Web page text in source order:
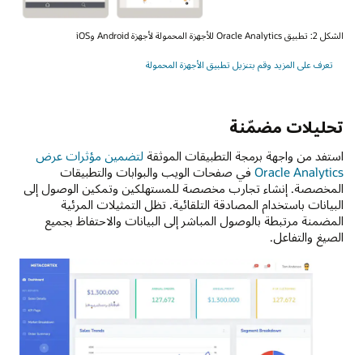
الشكل 2: تطبيق Oracle Analytics للأجهزة المحمولة لأجهزة Android وiOS
تعرف على المزيد وقم بتنزيل تطبيق الأجهزة المحمولة
تحليلات مضمّنة
استفد من واجهة برمجة التطبيقات الموثقة لتضمين مؤثرات عرض
Oracle Analytics في صفحات الويب والبوابات والتطبيقات
المخصصة. إنشاء تجارب مخصصة للمستهلكين وتمكين الوصول إلى
البيانات باستخدام المصادقة التلقائية. تظل التمثيلات المرئية
المضمنة مرتبطة بالوصول المباشر إلى البيانات والاحتفاظ بجميع
الصيغ والتفاعل.